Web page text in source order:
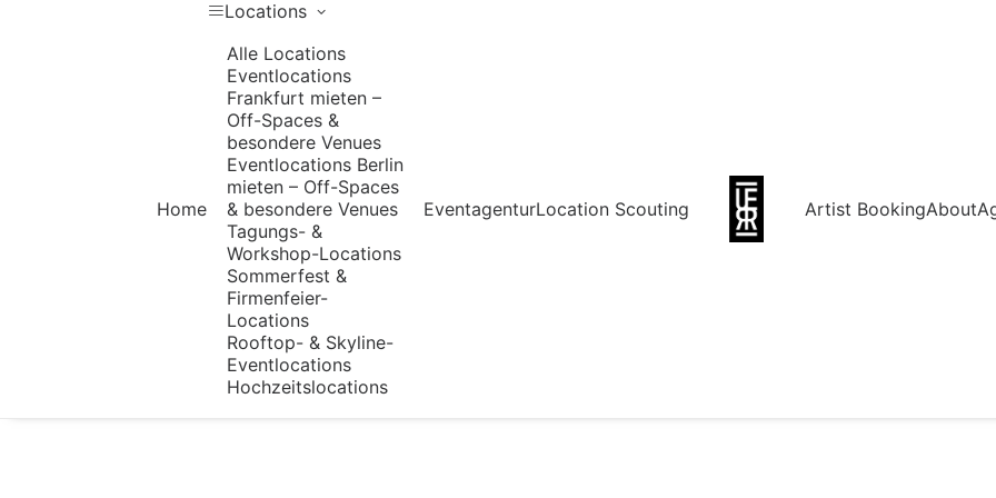
Home
Locations
Alle Locations
Eventlocations
Frankfurt mieten –
Off-Spaces &
besondere Venues
Eventlocations Berlin
mieten – Off-Spaces
& besondere Venues
Tagungs- &
Workshop-Locations
Sommerfest &
Firmenfeier-
Locations
Rooftop- & Skyline-
Eventlocations
Hochzeitslocations
EventagenturLocation Scouting Artist BookingAbout